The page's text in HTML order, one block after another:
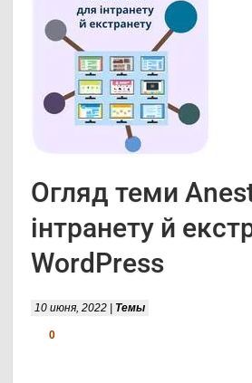
Огляд теми
інтранету й
WordPress
10 июня, 2022 | Темы
0